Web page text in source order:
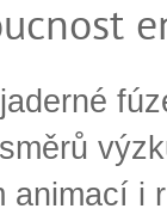
animací i